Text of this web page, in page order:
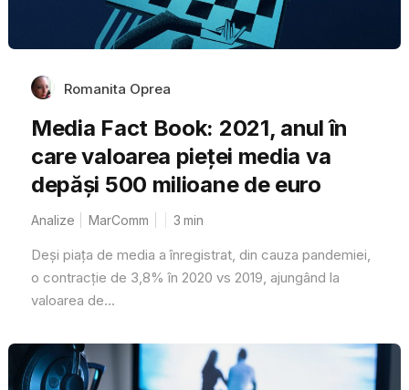
Romanita Oprea
Media Fact Book: 2021, anul în
care valoarea pieței media va
depăși 500 milioane de euro
Analize MarComm 3 min
Deși piața de media a înregistrat, din cauza pandemiei,
o contracție de 3,8% în 2020 vs 2019, ajungând la
valoarea de...